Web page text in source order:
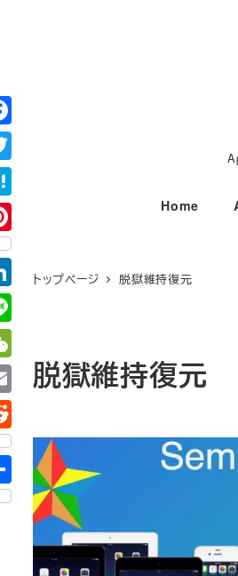
コ
ン
テ
ン
ツ
へ
移
動
Home
トップページ 脱獄維持復元
脱獄維持復元